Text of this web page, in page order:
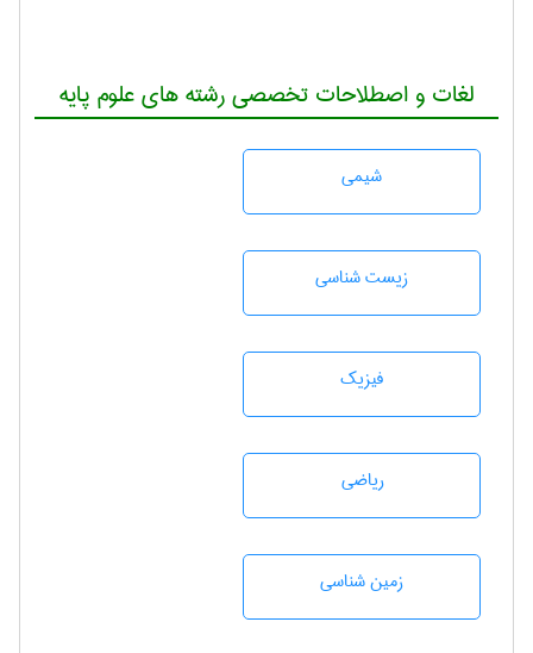
لغات و اصطلاحات تخصصی رشته های علوم پایه
شيمی
زيست شناسی
فیزیک
رياضی
زمين شناسی